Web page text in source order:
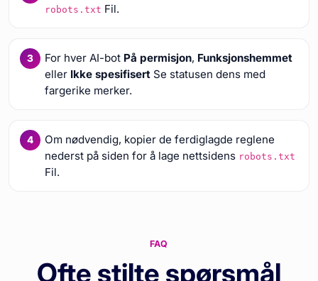
robots.txt Fil.
For hver AI-bot På permisjon, Funksjonshemmet
eller Ikke spesifisertSe statusen dens med
fargerike merker.
Om nødvendig, kopier de ferdiglagde reglene
nederst på siden for å lage nettsidens robots.txt
Fil.
FAQ
Ofte stilte spørsmål